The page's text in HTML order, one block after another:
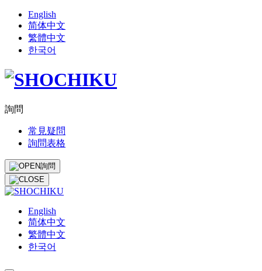
English
简体中文
繁體中文
한국어
詢問
常見疑問
詢問表格
詢問
English
简体中文
繁體中文
한국어